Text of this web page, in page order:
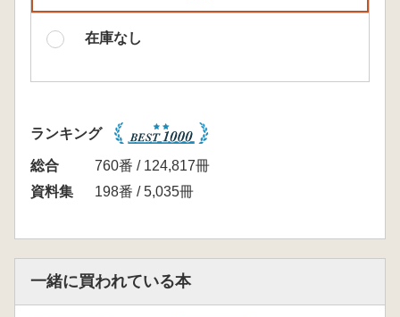
在庫なし
ランキング
総合
760番 / 124,817冊
資料集
198番 / 5,035冊
一緒に買われている本